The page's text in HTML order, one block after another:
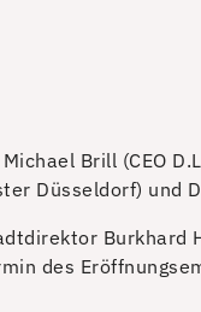
Brill (CEO
Düsseldorf) und
Burkhard
des